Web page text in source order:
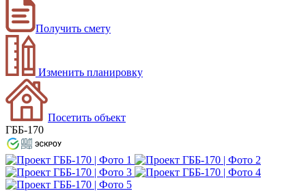
Получить смету
Изменить планировку
Посетить объект
ГББ-170